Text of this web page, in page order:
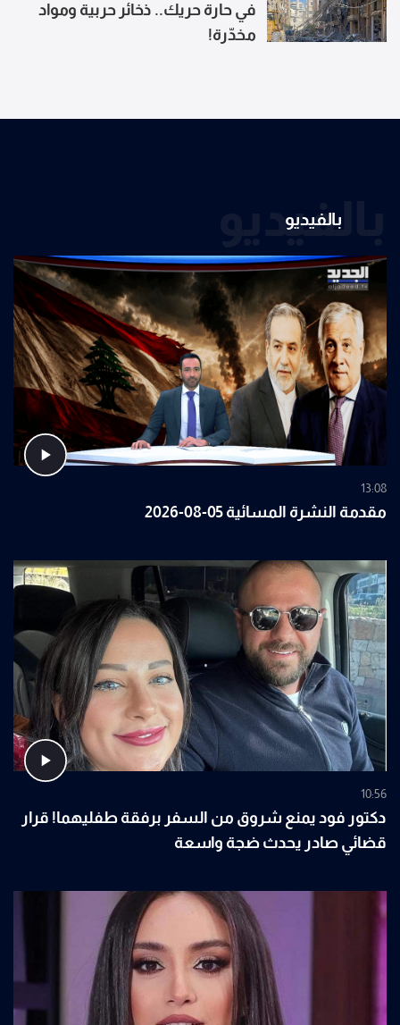
في حارة حريك.. ذخائر حربية ومواد
مخدّرة!
بالفيديو
بالفيديو
13:08
مقدمة النشرة المسائية 05-08-2026
10:56
دكتور فود يمنع شروق من السفر برفقة طفليهما! قرار
قضائي صادر يحدث ضجة واسعة